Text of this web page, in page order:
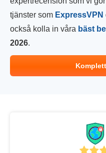
tjänster som ExpressVPN
också kolla in våra bäst
2026.